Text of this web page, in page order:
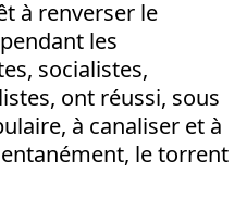
à renverser le
les
socialistes,
ont réussi, sous
à canaliser et à
le torrent